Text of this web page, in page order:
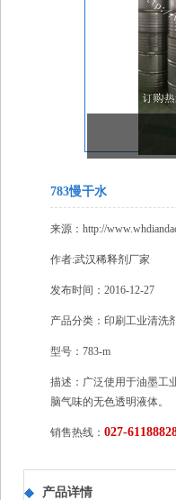
783慢干水
来源：http://
作者:武汉稀释剂厂家
发布时间：2016-12-27
产品分类：印刷工业清洗剂
型号：783-m
描述：广泛使用于油墨工
脑气味的无色透明液体。
销售热线： 027-
产品详情